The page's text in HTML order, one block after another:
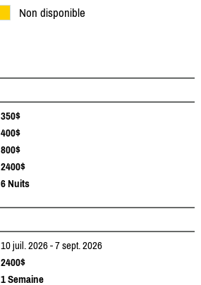
Non disponible
350$
400$
800$
2400$
6 Nuits
10 juil. 2026 - 7 sept. 2026
2400$
1 Semaine